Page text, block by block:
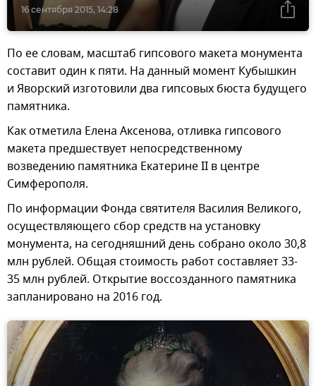
16 сентября 2015, 14:28
По ее словам, масштаб гипсового макета монумента
составит один к пяти. На данный момент Кубышкин
и Яворский изготовили два гипсовых бюста будущего
памятника.
Как отметила Елена Аксенова, отливка гипсового
макета предшествует непосредственному
возведению памятника Екатерине II в центре
Симферополя.
По информации Фонда святителя Василия Великого,
осуществляющего сбор средств на установку
монумента, на сегодняшний день собрано около 30,8
млн рублей. Общая стоимость работ составляет 33-
35 млн рублей. Открытие воссозданного памятника
запланировано на 2016 год.